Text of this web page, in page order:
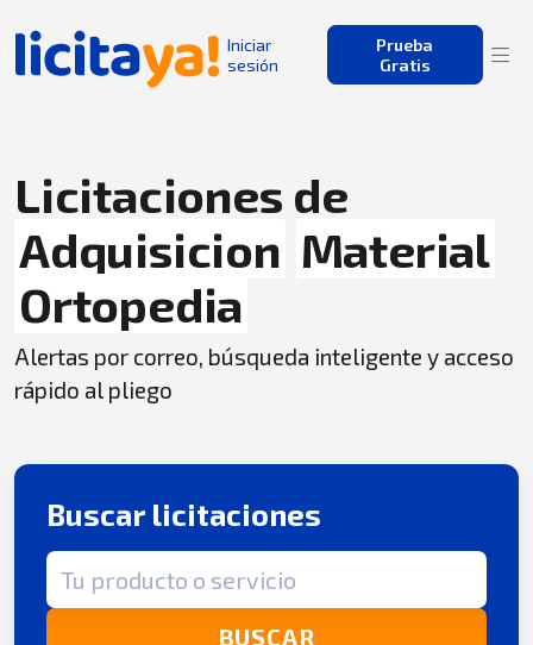
Iniciar
sesión
Prueba
Gratis
Licitaciones de
Adquisicion Material
Ortopedia
Alertas por correo, búsqueda inteligente y acceso
rápido al pliego
Buscar licitaciones
Término de búsqueda
BUSCAR